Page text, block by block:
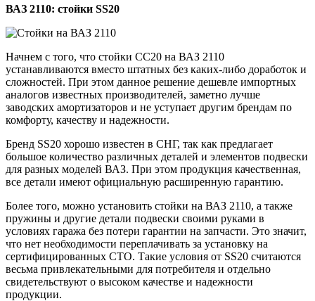
ВАЗ 2110: стойки SS20
Начнем с того, что стойки СС20 на ВАЗ 2110
устанавливаются вместо штатных без каких-либо доработок и
сложностей. При этом данное решение дешевле импортных
аналогов известных производителей, заметно лучше
заводских амортизаторов и не уступает другим брендам по
комфорту, качеству и надежности.
Бренд SS20 хорошо известен в СНГ, так как предлагает
большое количество различных деталей и элементов подвески
для разных моделей ВАЗ. При этом продукция качественная,
все детали имеют официальную расширенную гарантию.
Более того, можно установить стойки на ВАЗ 2110, а также
пружины и другие детали подвески своими руками в
условиях гаража без потери гарантии на запчасти. Это значит,
что нет необходимости переплачивать за установку на
сертифицированных СТО. Такие условия от SS20 считаются
весьма привлекательными для потребителя и отдельно
свидетельствуют о высоком качестве и надежности
продукции.